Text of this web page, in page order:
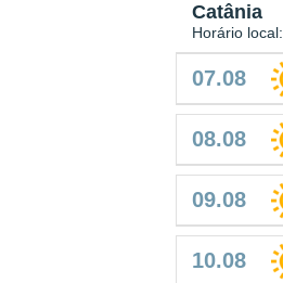
Catânia
Horário local:
07.08
08.08
09.08
10.08